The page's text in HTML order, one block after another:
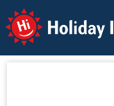
Holiday Info